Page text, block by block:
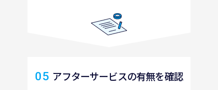
05 アフターサービスの有無を確認